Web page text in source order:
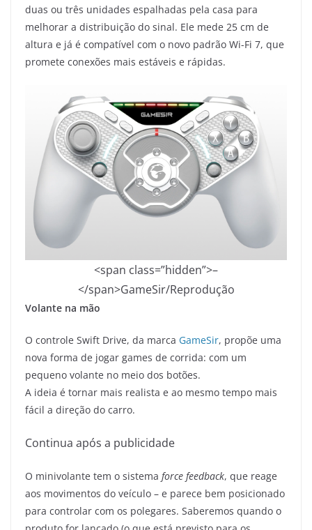
duas ou três unidades espalhadas pela casa para
melhorar a distribuição do sinal. Ele mede 25 cm de
altura e já é compatível com o novo padrão Wi-Fi 7, que
promete conexões mais estáveis e rápidas.
<span class=”hidden”>–
</span>GameSir/Reprodução
Volante na mão
O controle Swift Drive, da marca GameSir, propõe uma
nova forma de jogar games de corrida: com um
pequeno volante no meio dos botões.
A ideia é tornar mais realista e ao mesmo tempo mais
fácil a direção do carro.
Continua após a publicidade
O minivolante tem o sistema force feedback, que reage
aos movimentos do veículo – e parece bem posicionado
para controlar com os polegares. Saberemos quando o